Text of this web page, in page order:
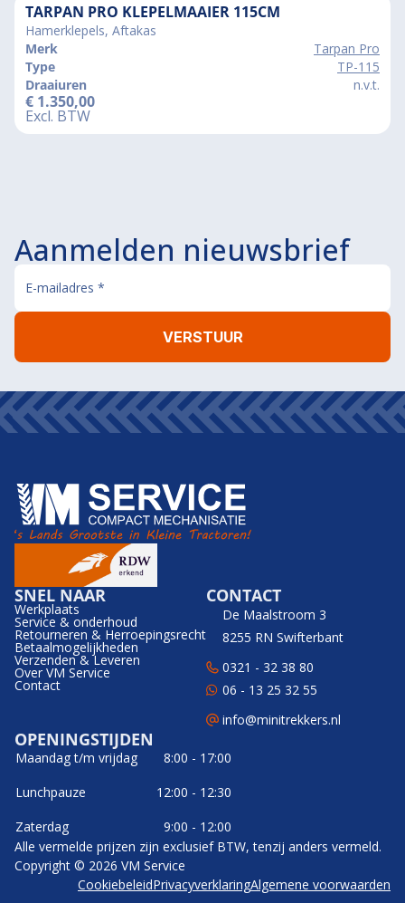
TARPAN PRO KLEPELMAAIER 115CM
Hamerklepels, Aftakas
Merk
Tarpan Pro
Type
TP-115
Draaiuren
n.v.t.
€ 1.350,00
Excl. BTW
Aanmelden nieuwsbrief
SNEL NAAR
Werkplaats
Service & onderhoud
Retourneren & Herroepingsrecht
Betaalmogelijkheden
Verzenden & Leveren
Over VM Service
Contact
CONTACT
De Maalstroom 3
8255 RN Swifterbant
0321 - 32 38 80
06 - 13 25 32 55
info@minitrekkers.nl
OPENINGSTIJDEN
Maandag t/m vrijdag
8:00 - 17:00
Lunchpauze
12:00 - 12:30
Zaterdag
9:00 - 12:00
Alle vermelde prijzen zijn exclusief BTW, tenzij anders vermeld.
Copyright © 2026 VM Service
CookiebeleidPrivacyverklaringAlgemene voorwaarden